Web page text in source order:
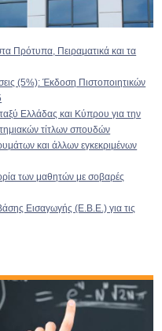
Πρότυπα, Πειραματικά και τα
(5%): Έκδοση Πιστοποιητικών
Ελλάδας και Κύπρου για την
τίτλων σπουδών
και άλλων εγκεκριμένων
των μαθητών με σοβαρές
Εισαγωγής (Ε.Β.Ε.) για τις